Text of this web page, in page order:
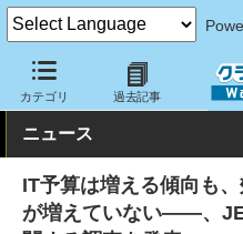
カテゴリ 過去記事
クラウド Watch トピック 調
ニュース
IT予算は増える傾向も
が増えていない――、